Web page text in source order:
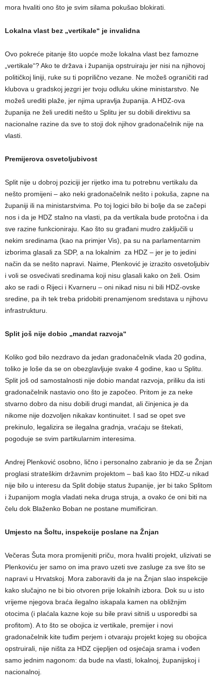
mora hvaliti ono što je svim silama pokušao blokirati.
Lokalna vlast bez „vertikale“ je invalidna
Ovo pokreće pitanje što uopće može lokalna vlast bez famozne
„vertikale“? Ako te država i županija opstruiraju jer nisi na njihovoj
političkoj liniji, ruke su ti poprilično vezane. Ne možeš ograničiti rad
klubova u gradskoj jezgri jer tvoju odluku ukine ministarstvo. Ne
možeš urediti plaže, jer njima upravlja županija. A HDZ-ova
županija ne želi urediti nešto u Splitu jer su dobili direktivu sa
nacionalne razine da sve to stoji dok njihov gradonačelnik nije na
vlasti.
Premijerova osvetoljubivost
Split nije u dobroj poziciji jer rijetko ima tu potrebnu vertikalu da
nešto promijeni – ako neki gradonačelnik nešto i pokuša, zapne na
županiji ili na ministarstvima. Po toj logici bilo bi bolje da se začepi
nos i da je HDZ stalno na vlasti, pa da vertikala bude protočna i da
sve razine funkcioniraju. Kao što su građani mudro zaključili u
nekim sredinama (kao na primjer Vis), pa su na parlamentarnim
izborima glasali za SDP, a na lokalnim za HDZ – jer je to jedini
način da se nešto napravi. Naime, Plenković je izrazito osvetoljubiv
i voli se osvećivati sredinama koji nisu glasali kako on želi. Osim
ako se radi o Rijeci i Kvarneru – oni nikad nisu ni bili HDZ-ovske
sredine, pa ih tek treba pridobiti prenamjenom sredstava u njihovu
infrastrukturu.
Split još nije dobio „mandat razvoja“
Koliko god bilo nezdravo da jedan gradonačelnik vlada 20 godina,
toliko je loše da se on obezglavljuje svake 4 godine, kao u Splitu.
Split još od samostalnosti nije dobio mandat razvoja, priliku da isti
gradonačelnik nastavio ono što je započeo. Pritom je za neke
stvarno dobro da nisu dobili drugi mandat, ali činjenica je da
nikome nije dozvoljen nikakav kontinuitet. I sad se opet sve
prekinulo, legalizira se ilegalna gradnja, vraćaju se štekati,
pogoduje se svim partikularnim interesima.
Andrej Plenković osobno, lično i personalno zabranio je da se Žnjan
proglasi strateškim državnim projektom – baš kao što HDZ-u nikad
nije bilo u interesu da Split dobije status županije, jer bi tako Splitom
i županijom mogla vladati neka druga struja, a ovako će oni biti na
čelu dok Blaženko Boban ne postane mumificiran.
Umjesto na Šoltu, inspekcije poslane na Žnjan
Večeras Šuta mora promijeniti priču, mora hvaliti projekt, ulizivati se
Plenkoviću jer samo on ima pravo uzeti sve zasluge za sve što se
napravi u Hrvatskoj. Mora zaboraviti da je na Žnjan slao inspekcije
kako slučajno ne bi bio otvoren prije lokalnih izbora. Dok su u isto
vrijeme njegova braća ilegalno iskapala kamen na obližnjim
otocima (i plaćala kazne koje su bile pravi sitniš u usporedbi sa
profitom). A to što se obojica iz vertikale, premijer i novi
gradonačelnik kite tuđim perjem i otvaraju projekt kojeg su obojica
opstruirali, nije ništa za HDZ cijepljen od osjećaja srama i vođen
samo jednim nagonom: da bude na vlasti, lokalnoj, županijskoj i
nacionalnoj.